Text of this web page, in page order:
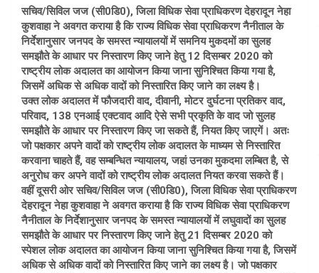
सचिव/सिविल जज (सी0डि0), जिला विधिक सेवा प्राधिकरण देहरादून नेहा
कुशवाहा ने अवगत कराया है कि राज्य विधिक सेवा प्राधिकरण नैनीताल के
निर्देशानुसार जनपद के समस्त न्यायालयों में समनिय मुकदमों का सुलह
समझौते के आधार पर निस्तारण किए जाने हेतु 12 दिसम्बर 2020 को
राष्ट्रीय लोक अदालत का आयोजन किया जाना सुनिश्चित किया गया है,
जिसमें अधिक से अधिक वादों को निस्तारित किए जाने का लक्ष्य है।
उक्त लोक अदालत में फौजदारी वाद, दीवानी, मोटर दुर्घटना प्रतिकर वाद,
परिवाद, 138 एनआई एक्टवाद आदि ऐसे सभी प्रकृति के वाद जो सुलह
समझौते के आधार पर निस्तारण किए जा सकते हैं, नियत किए जाएगें। अतः
जो पक्षकार अपने वादों को राष्ट्रीय लोक अदालत के माध्यम से निस्तारित
करवाना चाहते हैं, वह सम्बन्धित न्यायालय, जहां उनका मुकदमा लम्बित है, से
अनुरोध कर अपने वादों को राष्ट्रीय लोक अदालत नियत करवा सकते हैं।
वहीं दूसरी ओर सचिव/सिविल जज (सी0डि0), जिला विधिक सेवा प्राधिकरण
देहरादून नेहा कुशवाहा ने अवगत कराया है कि राज्य विधिक सेवा प्राधिकरण
नैनीताल के निर्देशानुसार जनपद के समस्त न्यायालयों में लघुवादों का सुलह
समझौते के आधार पर निस्तारण किए जाने हेतु 21 दिसम्बर 2020 को
स्पेशल लोक अदालत का आयोजन किया जाना सुनिश्चित किया गया है, जिसमें
अधिक से अधिक वादों को निस्तारित किए जाने का लक्ष्य है। जो पक्षकार